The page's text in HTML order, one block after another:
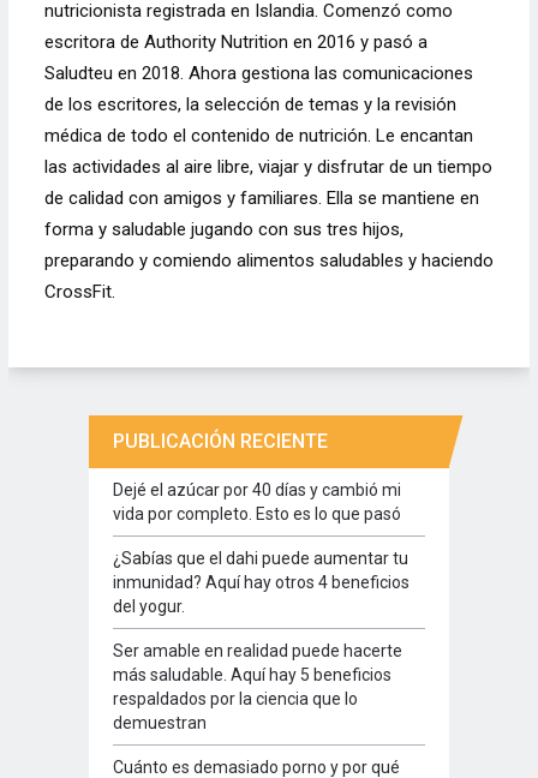
nutricionista registrada en Islandia. Comenzó como
escritora de Authority Nutrition en 2016 y pasó a
Saludteu en 2018. Ahora gestiona las comunicaciones
de los escritores, la selección de temas y la revisión
médica de todo el contenido de nutrición. Le encantan
las actividades al aire libre, viajar y disfrutar de un tiempo
de calidad con amigos y familiares. Ella se mantiene en
forma y saludable jugando con sus tres hijos,
preparando y comiendo alimentos saludables y haciendo
CrossFit.
PUBLICACIÓN RECIENTE
Dejé el azúcar por 40 días y cambió mi
vida por completo. Esto es lo que pasó
¿Sabías que el dahi puede aumentar tu
inmunidad? Aquí hay otros 4 beneficios
del yogur.
Ser amable en realidad puede hacerte
más saludable. Aquí hay 5 beneficios
respaldados por la ciencia que lo
demuestran
Cuánto es demasiado porno y por qué